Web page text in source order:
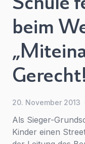
beim
20. November 2013
Als Sieger-
Kinder einen
Sie
Name *
E-Mail*
Betreff
Schmidt-
Schule feiert
1. Platz
Gerecht!“
First Name
Last Name *
E-Mail-Adresse*
Abonnieren